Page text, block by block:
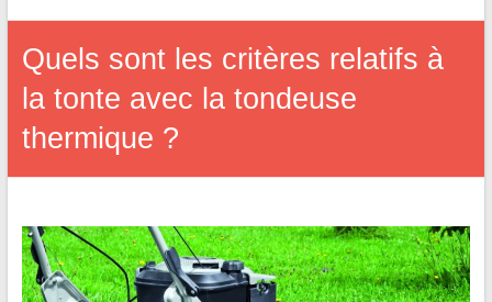
Quels sont les critères relatifs à
la tonte avec la tondeuse
thermique ?